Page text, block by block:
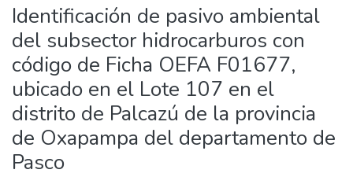
Estad. Externas
Guias ▾
Identificación de pasivo ambiental
del subsector hidrocarburos con
código de Ficha OEFA F01677,
ubicado en el Lote 107 en el
distrito de Palcazú de la provincia
de Oxapampa del departamento de
Pasco